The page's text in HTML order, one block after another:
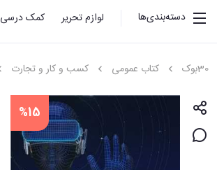
دسته‌بندی‌ها
لوازم تحریر کمک درسی
30بوک کتاب عمومی کسب و کار و تجارت
%15